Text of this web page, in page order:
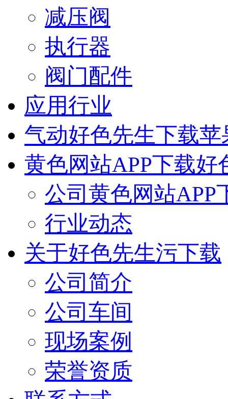
减压阀
执行器
阀门配件
应用行业
气动好色先生下载
黄色网站APP下载好
公司黄色网站APP
行业动态
关于好色先生污下载
公司简介
公司车间
现场案例
荣誉资质